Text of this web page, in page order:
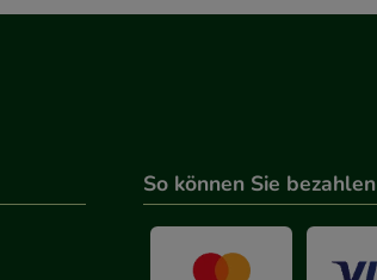
So können Sie bezahlen